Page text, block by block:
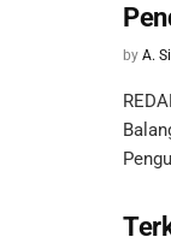
by A.